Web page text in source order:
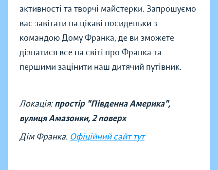
активності та творчі майстерки. Запрошуємо
вас завітати на цікаві посиденьки з
командою Дому Франка, де ви зможете
дізнатися все на світі про Франка та
першими зацінити наш дитячий путівник.
Локація:простір "Південна Америка",
вулиця Амазонки, 2 поверх
Дім Франка. Офіційний сайт тут